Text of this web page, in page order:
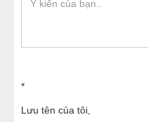
*
Lưu tên của tôi,